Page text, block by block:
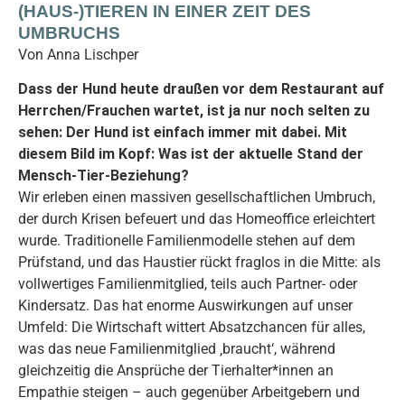
(HAUS-)TIEREN IN EINER ZEIT DES
UMBRUCHS
Von Anna Lischper
Dass der Hund heute draußen vor dem Restaurant auf
Herrchen/Frauchen wartet, ist ja nur noch selten zu
sehen: Der Hund ist einfach immer mit dabei. Mit
diesem Bild im Kopf: Was ist der aktuelle Stand der
Mensch-Tier-Beziehung?
Wir erleben einen massiven gesellschaftlichen Umbruch,
der durch Krisen befeuert und das Homeoffice erleichtert
wurde. Traditionelle Familienmodelle stehen auf dem
Prüfstand, und das Haustier rückt fraglos in die Mitte: als
vollwertiges Familienmitglied, teils auch Partner- oder
Kindersatz. Das hat enorme Auswirkungen auf unser
Umfeld: Die Wirtschaft wittert Absatzchancen für alles,
was das neue Familienmitglied ‚braucht‘, während
gleichzeitig die Ansprüche der Tierhalter*innen an
Empathie steigen – auch gegenüber Arbeitgebern und